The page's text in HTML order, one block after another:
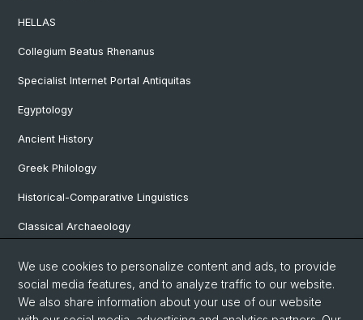
HELLAS
Collegium Beatus Rhenanus
Specialist Internet Portal Antiquitas
Egyptology
Ancient History
Greek Philology
Historical-Comparative Linguistics
Classical Archaeology
Pre- and Protohistorical and Provincial Roman Archaeology
Vindonissa Professorship
We use cookies to personalize content and ads, to provide
social media features, and to analyze traffic to our website.
We also share information about your use of our website